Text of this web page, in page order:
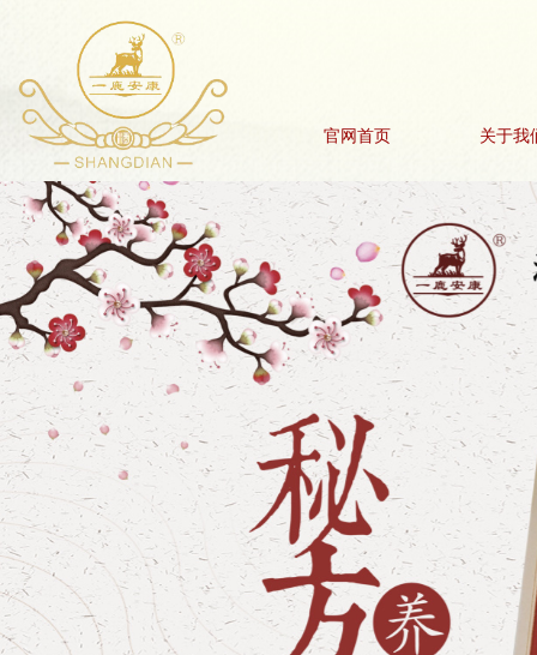
官网首页 关于我